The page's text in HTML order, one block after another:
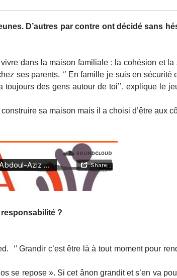
D’autres par contre ont décidé sans
dans la maison familiale : la cohésion et la
ses parents. ‘’ En famille je suis en sécurité
des gens autour de toi’’, explique le
sa maison mais il a choisi d’être aux
?
‘’ Grandir c’est être là à tout moment pour
se repose ». Si cet ânon grandit et s’en va